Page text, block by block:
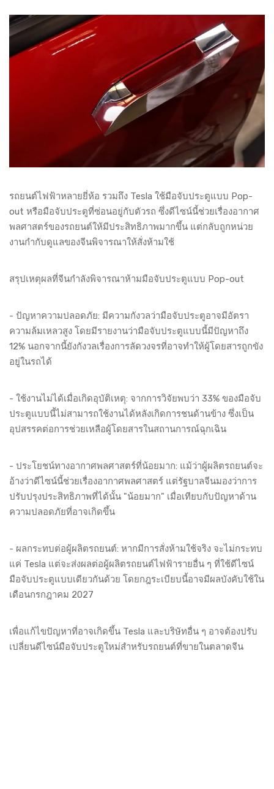
รถยนต์ไฟฟ้าหลายยี่ห้อ รวมถึง Tesla ใช้มือจับประตูแบบ Pop-
out หรือมือจับประตูที่ซ่อนอยู่กับตัวรถ ซึ่งดีไซน์นี้ช่วยเรื่องอากาศ
พลศาสตร์ของรถยนต์ให้มีประสิทธิภาพมากขึ้น แต่กลับถูกหน่วย
งานกำกับดูแลของจีนพิจารณาให้สั่งห้ามใช้
สรุปเหตุผลที่จีนกำลังพิจารณาห้ามมือจับประตูแบบ Pop-out
- ปัญหาความปลอดภัย: มีความกังวลว่ามือจับประตูอาจมีอัตรา
ความล้มเหลวสูง โดยมีรายงานว่ามือจับประตูแบบนี้มีปัญหาถึง
12% นอกจากนี้ยังกังวลเรื่องการลัดวงจรที่อาจทำให้ผู้โดยสารถูกขัง
อยู่ในรถได้
- ใช้งานไม่ได้เมื่อเกิดอุบัติเหตุ: จากการวิจัยพบว่า 33% ของมือจับ
ประตูแบบนี้ไม่สามารถใช้งานได้หลังเกิดการชนด้านข้าง ซึ่งเป็น
อุปสรรคต่อการช่วยเหลือผู้โดยสารในสถานการณ์ฉุกเฉิน
- ประโยชน์ทางอากาศพลศาสตร์ที่น้อยมาก: แม้ว่าผู้ผลิตรถยนต์จะ
อ้างว่าดีไซน์นี้ช่วยเรื่องอากาศพลศาสตร์ แต่รัฐบาลจีนมองว่าการ
ปรับปรุงประสิทธิภาพที่ได้นั้น "น้อยมาก" เมื่อเทียบกับปัญหาด้าน
ความปลอดภัยที่อาจเกิดขึ้น
- ผลกระทบต่อผู้ผลิตรถยนต์: หากมีการสั่งห้ามใช้จริง จะไม่กระทบ
แค่ Tesla แต่จะส่งผลต่อผู้ผลิตรถยนต์ไฟฟ้ารายอื่น ๆ ที่ใช้ดีไซน์
มือจับประตูแบบเดียวกันด้วย โดยกฎระเบียบนี้อาจมีผลบังคับใช้ใน
เดือนกรกฎาคม 2027
เพื่อแก้ไขปัญหาที่อาจเกิดขึ้น Tesla และบริษัทอื่น ๆ อาจต้องปรับ
เปลี่ยนดีไซน์มือจับประตูใหม่สำหรับรถยนต์ที่ขายในตลาดจีน